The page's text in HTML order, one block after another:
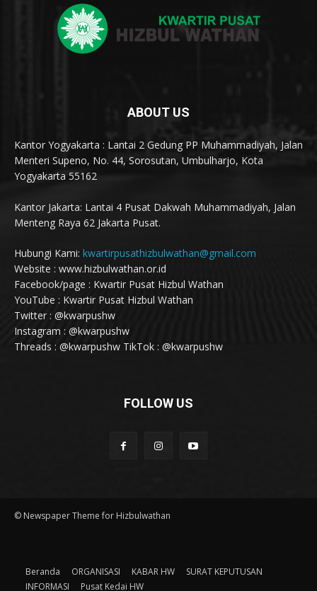
ABOUT US
Kantor Yogyakarta : Lantai 2 Gedung PP Muhammadiyah, Jalan
Menteri Supeno, No. 44, Sorosutan, Umbulharjo, Kota
Yogyakarta 55162
Kantor Jakarta: Lantai 4 Pusat Dakwah Muhammadiyah, Jalan
Menteng Raya 62 Jakarta Pusat.
Hubungi Kami: kwartirpusathizbulwathan@gmail.com
Website : www.hizbulwathan.or.id
Facebook/page : Kwartir Pusat Hizbul Wathan
YouTube : Kwartir Pusat Hizbul Wathan
Twitter : @kwarpushw
Instagram : @kwarpushw
Threads : @kwarpushw TikTok : @kwarpushw
FOLLOW US
© Newspaper Theme for Hizbulwathan
Beranda ORGANISASI KABAR HW
SURAT KEPUTUSAN
INFORMASI
Pusat Kedai HW